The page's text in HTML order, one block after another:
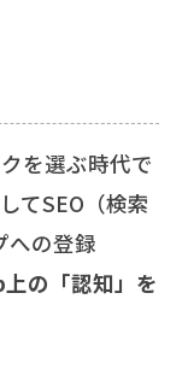
を選ぶ時代で
てSEO（検索
への登録
の「認知」を